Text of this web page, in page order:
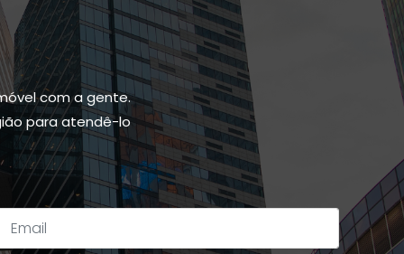
com a gente.
para atendê-lo